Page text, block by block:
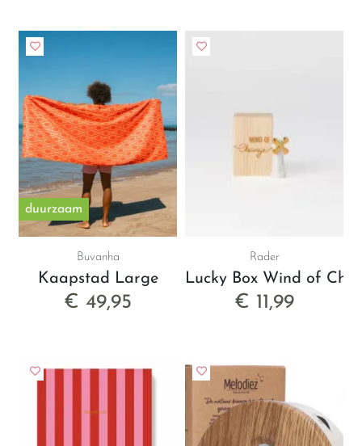
duurzaam
Buvanha
Kaapstad Large
€ 49,95
Rader
Lucky Box Wind of
€ 11,99